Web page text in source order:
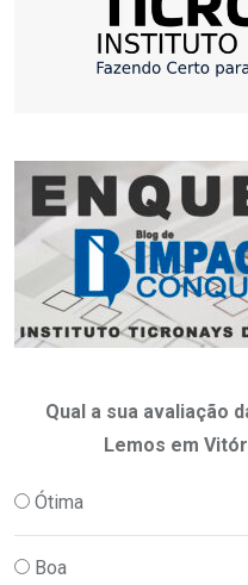
Qual a sua avaliação
Lemos em
Ótima
Boa